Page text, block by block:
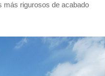
más rigurosos de acabado